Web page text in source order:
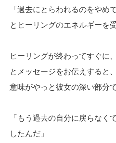
「過去にとらわれるのをやめ
とヒーリングのエネルギーを
ヒーリングが終わってすぐに
とメッセージをお伝えすると
意味がやっと彼女の深い部分
「もう過去の自分に戻らなく
したんだ」